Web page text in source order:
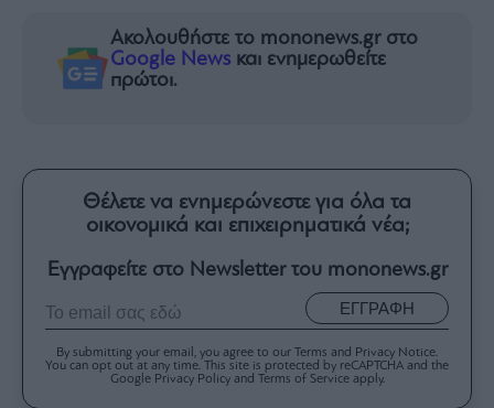
Ακολουθήστε το mononews.gr στο
Google News και ενημερωθείτε
πρώτοι.
Θέλετε να ενημερώνεστε για όλα τα
οικονομικά και επιχειρηματικά νέα;
Εγγραφείτε στο Newsletter του mononews.gr
ΕΓΓΡΑΦΗ
By submitting your email, you agree to our Terms and Privacy Notice.
You can opt out at any time. This site is protected by reCAPTCHA and the
Google Privacy Policy and Terms of Service apply.